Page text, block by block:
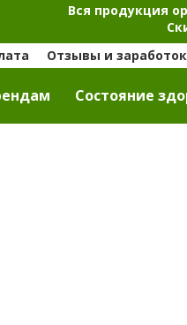
Вся продукция
Отзывы и заработок
Cостояние